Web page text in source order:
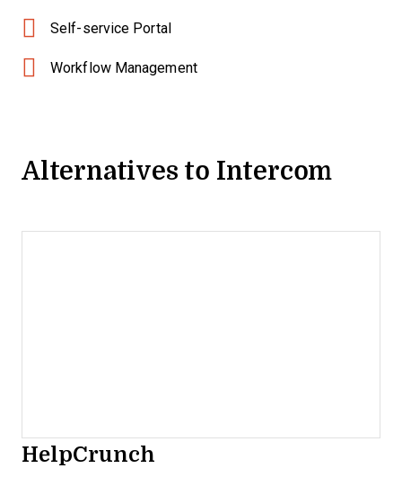
Self-service Portal
Workflow Management
Alternatives to Intercom
HelpCrunch